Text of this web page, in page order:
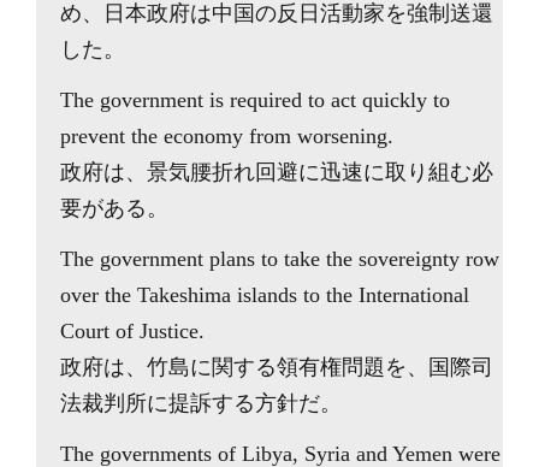
め、日本政府は中国の反日活動家を強制送還
した。
The government is required to act quickly to
prevent the economy from worsening.
政府は、景気腰折れ回避に迅速に取り組む必
要がある。
The government plans to take the sovereignty row
over the Takeshima islands to the International
Court of Justice.
政府は、竹島に関する領有権問題を、国際司
法裁判所に提訴する方針だ。
The governments of Libya, Syria and Yemen were